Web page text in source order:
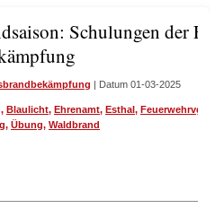
Schulungen der
| Datum 01-03-2025
, Blaulicht, Ehrenamt, Esthal ,
, Übung, Waldbrand